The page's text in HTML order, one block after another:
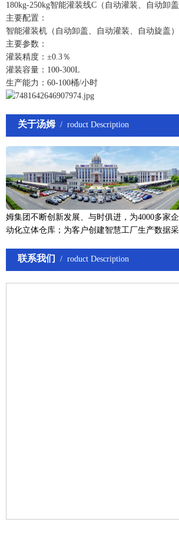
180kg-250kg智能灌装线C（自动灌装、自动卸
主要配置：
智能灌装机（自动卸盖、自动灌装、自动旋盖
主要参数：
灌装精度：±0.3％
灌装容量：100-300L
生产能力：60-100桶/小时
关于汤姆/ roduct Description
姆集团不断创新发展、与时俱进，为4000多家
动化立体仓库；为客户创建智慧工厂生产数据
联系我们 / roduct Description